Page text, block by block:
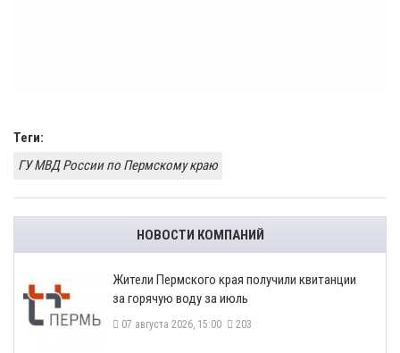
Теги:
ГУ МВД России по Пермскому краю
НОВОСТИ КОМПАНИЙ
​Жители Пермского края получили квитанции
за горячую воду за июль
07 августа 2026, 15:00 203